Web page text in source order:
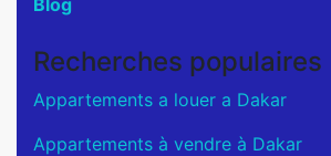
Recherches populaires
Appartements a louer a Dakar
Appartements à vendre à Dakar